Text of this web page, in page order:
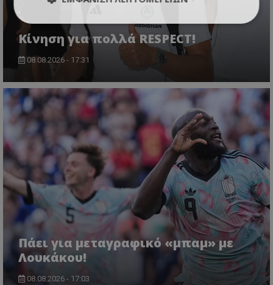
Κίνηση για πολλά RESPECT!
08.08.2026 - 17:31
Πάει για μεταγραφικό «μπαμ» με
Λουκάκου!
08.08.2026 - 17:03